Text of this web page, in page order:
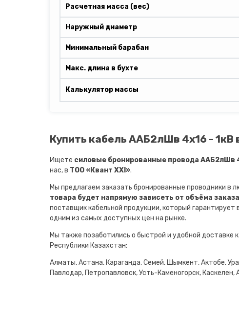
Расчетная масса (вес)
Наружный диаметр
Минимальный барабан
Макс. длина в бухте
Калькулятор массы
Купить кабель ААБ2лШв 4х16 - 1кВ
Ищете силовые бронированные провода ААБ2лШв
нас, в ТОО «Квант XXI».
Мы предлагаем заказать бронированные проводники в
товара будет напрямую зависеть от объёма заказа
поставщик кабельной продукции, который гарантирует
одним из самых доступных цен на рынке.
Мы также позаботились о быстрой и удобной доставке
Республики Казахстан:
Алматы, Астана, Караганда, Семей, Шымкент, Актобе,
Павлодар, Петропавловск, Усть-Каменогорск, Каскелен,